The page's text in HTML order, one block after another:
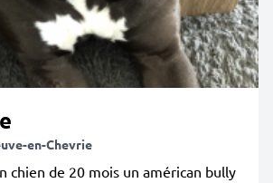
en-Chevrie
chien de 20 mois un américan bully